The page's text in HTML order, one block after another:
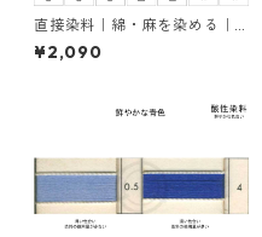
直接染料｜綿・麻を染める｜2
0g｜ダイレクトファストブラ
ックRC（赤みの黒色）
¥2,090